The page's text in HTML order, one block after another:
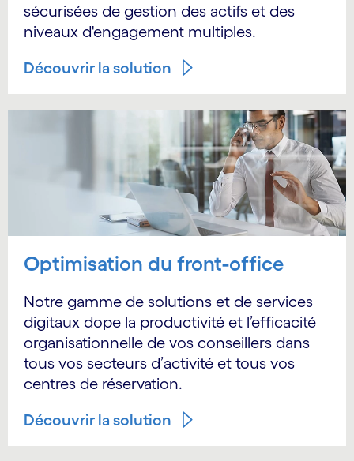
sécurisées de gestion des actifs et des
niveaux d'engagement multiples.
Découvrir la solution
Optimisation du front-office
Notre gamme de solutions et de services
digitaux dope la productivité et l’efficacité
organisationnelle de vos conseillers dans
tous vos secteurs d’activité et tous vos
centres de réservation.
Découvrir la solution